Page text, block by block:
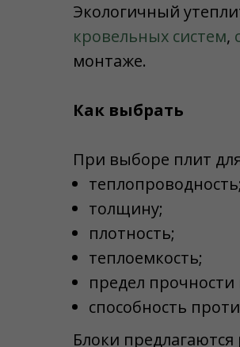
Экологичный
кровельных систем,
монтаже.
Как выбрать
При выборе плит
теплопроводность;
толщину;
плотность;
теплоемкость;
предел прочности
способность
Блоки